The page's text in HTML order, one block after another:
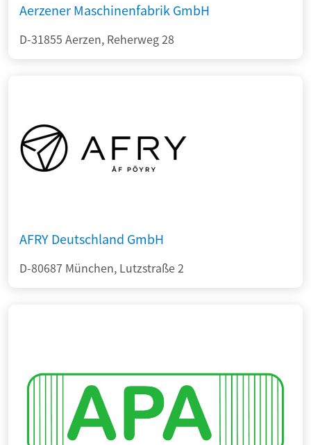
Aerzener Maschinenfabrik GmbH
D-31855 Aerzen, Reherweg 28
AFRY Deutschland GmbH
D-80687 München, Lutzstraße 2